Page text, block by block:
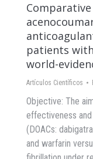
patients
world-
Artículos Científicos
Objective: The
effectiveness
(DOACs:
and warfarin